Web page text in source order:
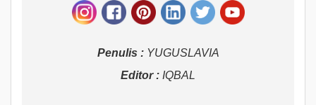
Penulis : YUGUSLAVIA
Editor : IQBAL